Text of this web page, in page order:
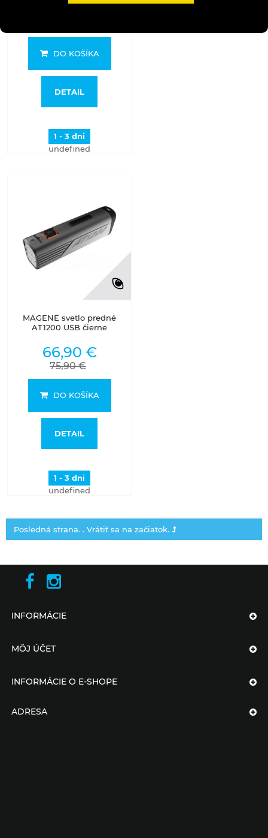
DO KOŠÍKA
DETAIL
1 - 3 dni
undefined
MAGENE svetlo predné
AT1200 USB čierne
66,90 €
75,90 €
DO KOŠÍKA
DETAIL
1 - 3 dni
undefined
Posledná strana. . Vrátiť sa na začiatok.
INFORMÁCIE
MÔJ ÚČET
INFORMÁCIE O E-SHOPE
ADRESA